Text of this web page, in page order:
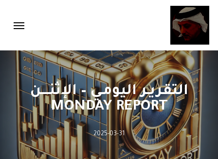
Skip
main
content
التقريـر اليومـي – الإثنــــن
MONDAY REPORT
2025-03-31
Menu